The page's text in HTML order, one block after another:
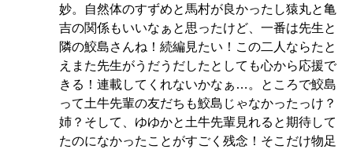
妙。自然体のすずめと馬村が良かったし猿丸と亀
吉の関係もいいなぁと思ったけど、一番は先生と
隣の鮫島さんね！続編見たい！この二人ならたと
えまた先生がうだうだしたとしても心から応援で
きる！連載してくれないかなぁ…。ところで鮫島
って土牛先輩の友だちも鮫島じゃなかったっけ？
姉？そして、ゆゆかと土牛先輩見れると期待して
たのになかったことがすごく残念！そこだけ物足